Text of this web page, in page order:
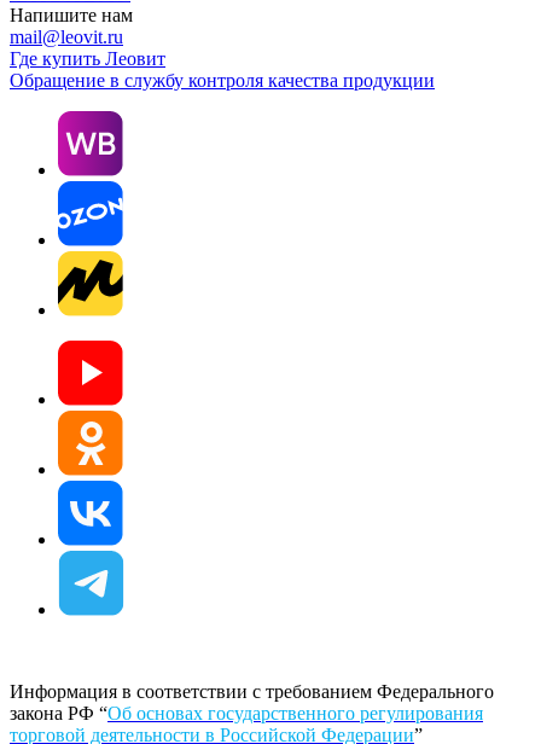
Напишите нам
mail@leovit.ru
Где купить Леовит
Обращение в службу контроля качества продукции
Информация в соответствии с требованием Федерального
закона РФ “Об основах государственного регулирования
торговой деятельности в Российской Федерации”